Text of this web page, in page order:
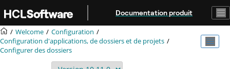
Aller au contenu principal
Documentation produit
Welcome
Configuration
Configuration d'applications, de dossiers et de projets
Configurer des dossiers